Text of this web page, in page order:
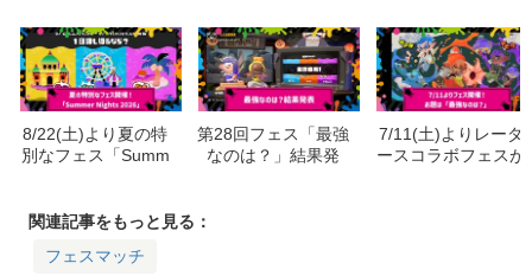
8/22(土)より夏の特
別なフェス「Summ
受け取り方・お題と
第28回フェス「最強
なのは？」結果発
ーパーサザエの受け
7/11(土)よりレーダ
ースコラボフェスが
関連記事をもっと見る：
フェスマッチ